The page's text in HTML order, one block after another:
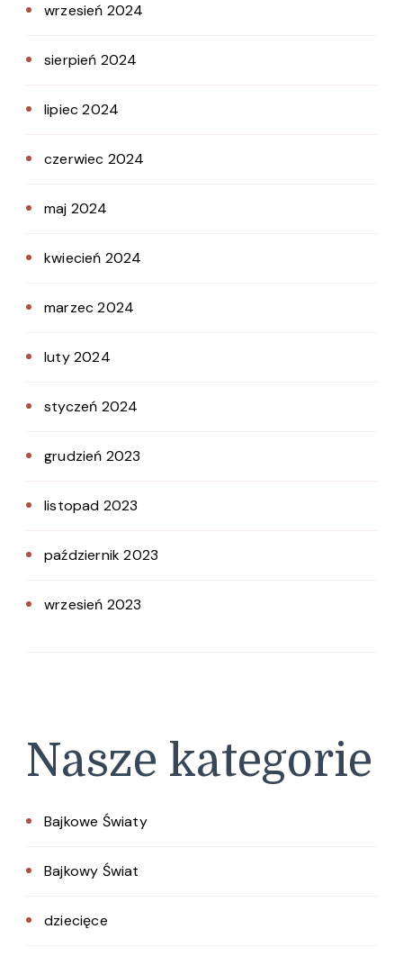
wrzesień 2024
sierpień 2024
lipiec 2024
czerwiec 2024
maj 2024
kwiecień 2024
marzec 2024
luty 2024
styczeń 2024
grudzień 2023
listopad 2023
październik 2023
wrzesień 2023
Nasze kategorie
Bajkowe Światy
Bajkowy Świat
dziecięce